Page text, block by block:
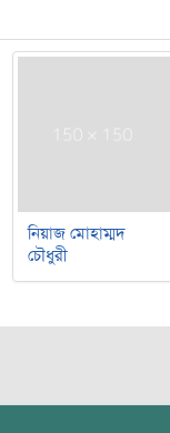
নিয়াজ মোহাম্মদ
চৌধুরী